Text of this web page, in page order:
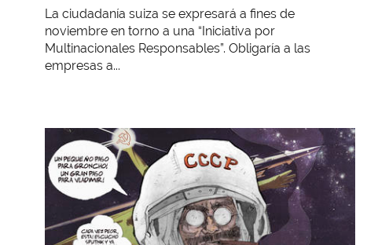
La ciudadanía suiza se expresará a fines de
noviembre en torno a una “Iniciativa por
Multinacionales Responsables”. Obligaría a las
empresas a...
Imagen